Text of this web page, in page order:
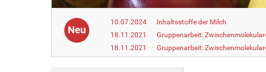
Neu
10.07.2024
Inhaltsstoffe der Milch
18.11.2021
Gruppenarbeit:
18.11.2021
Gruppenarbeit: